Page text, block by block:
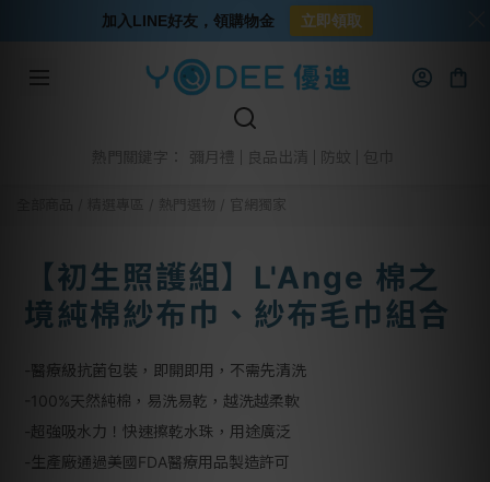
熱門關鍵字： 彌月禮 良品出清 防蚊
熱門選物 官網獨家
【初生照護組】L'Ange 棉之
境純棉紗布巾、紗布毛巾組合
-醫療級抗菌包裝，即開即用，不需先清洗
-100%天然純棉，易洗易乾，越洗越柔軟
-超強吸水力！快速擦乾水珠，用途廣泛
-生產廠通過美國FDA醫療用品製造許可
加入LINE好友，領購物金 立即領取